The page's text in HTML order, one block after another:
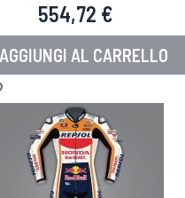
554,72 €
AGGIUNGI AL CARRELLO
alla lista desideri